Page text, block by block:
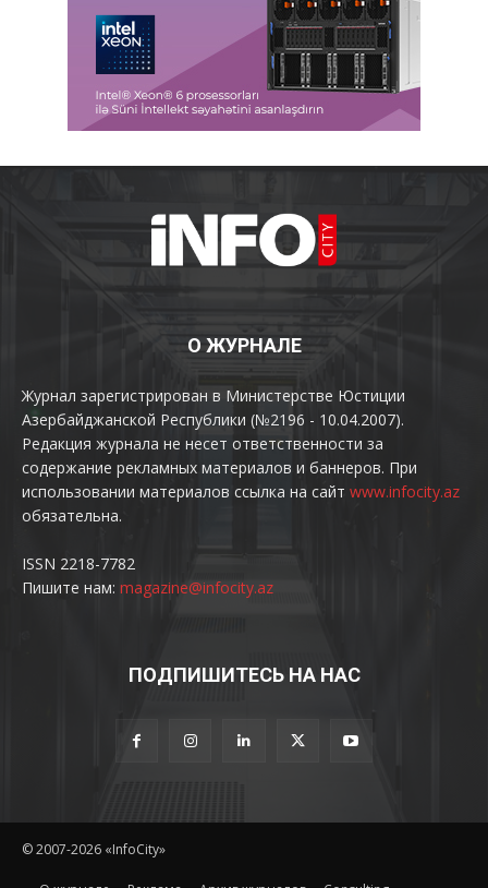
О ЖУРНАЛЕ
Журнал зарегистрирован в Министерстве Юстиции
Азербайджанской Республики (№2196 - 10.04.2007).
Редакция журнала не несет ответственности за
содержание рекламных материалов и баннеров. При
использовании материалов ссылка на сайт www.infocity.az
обязательна.
ISSN 2218-7782
Пишите нам: magazine@infocity.az
ПОДПИШИТЕСЬ НА НАС
© 2007-2026 «InfoCity»